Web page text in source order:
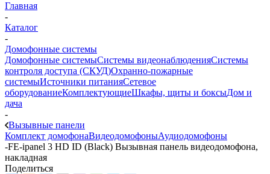
Главная
-
Каталог
-
Домофонные системы
Домофонные системыСистемы видеонаблюденияСистемы
контроля доступа (СКУД)Охранно-пожарные
системыИсточники питанияСетевое
оборудованиеКомплектующиеШкафы, щиты и боксыДом и
дача
-
Вызывные панели
Комплект домофонаВидеодомофоныАудиодомофоны
-FE-ipanel 3 HD ID (Black) Вызывная панель видеодомофона,
накладная
Поделиться